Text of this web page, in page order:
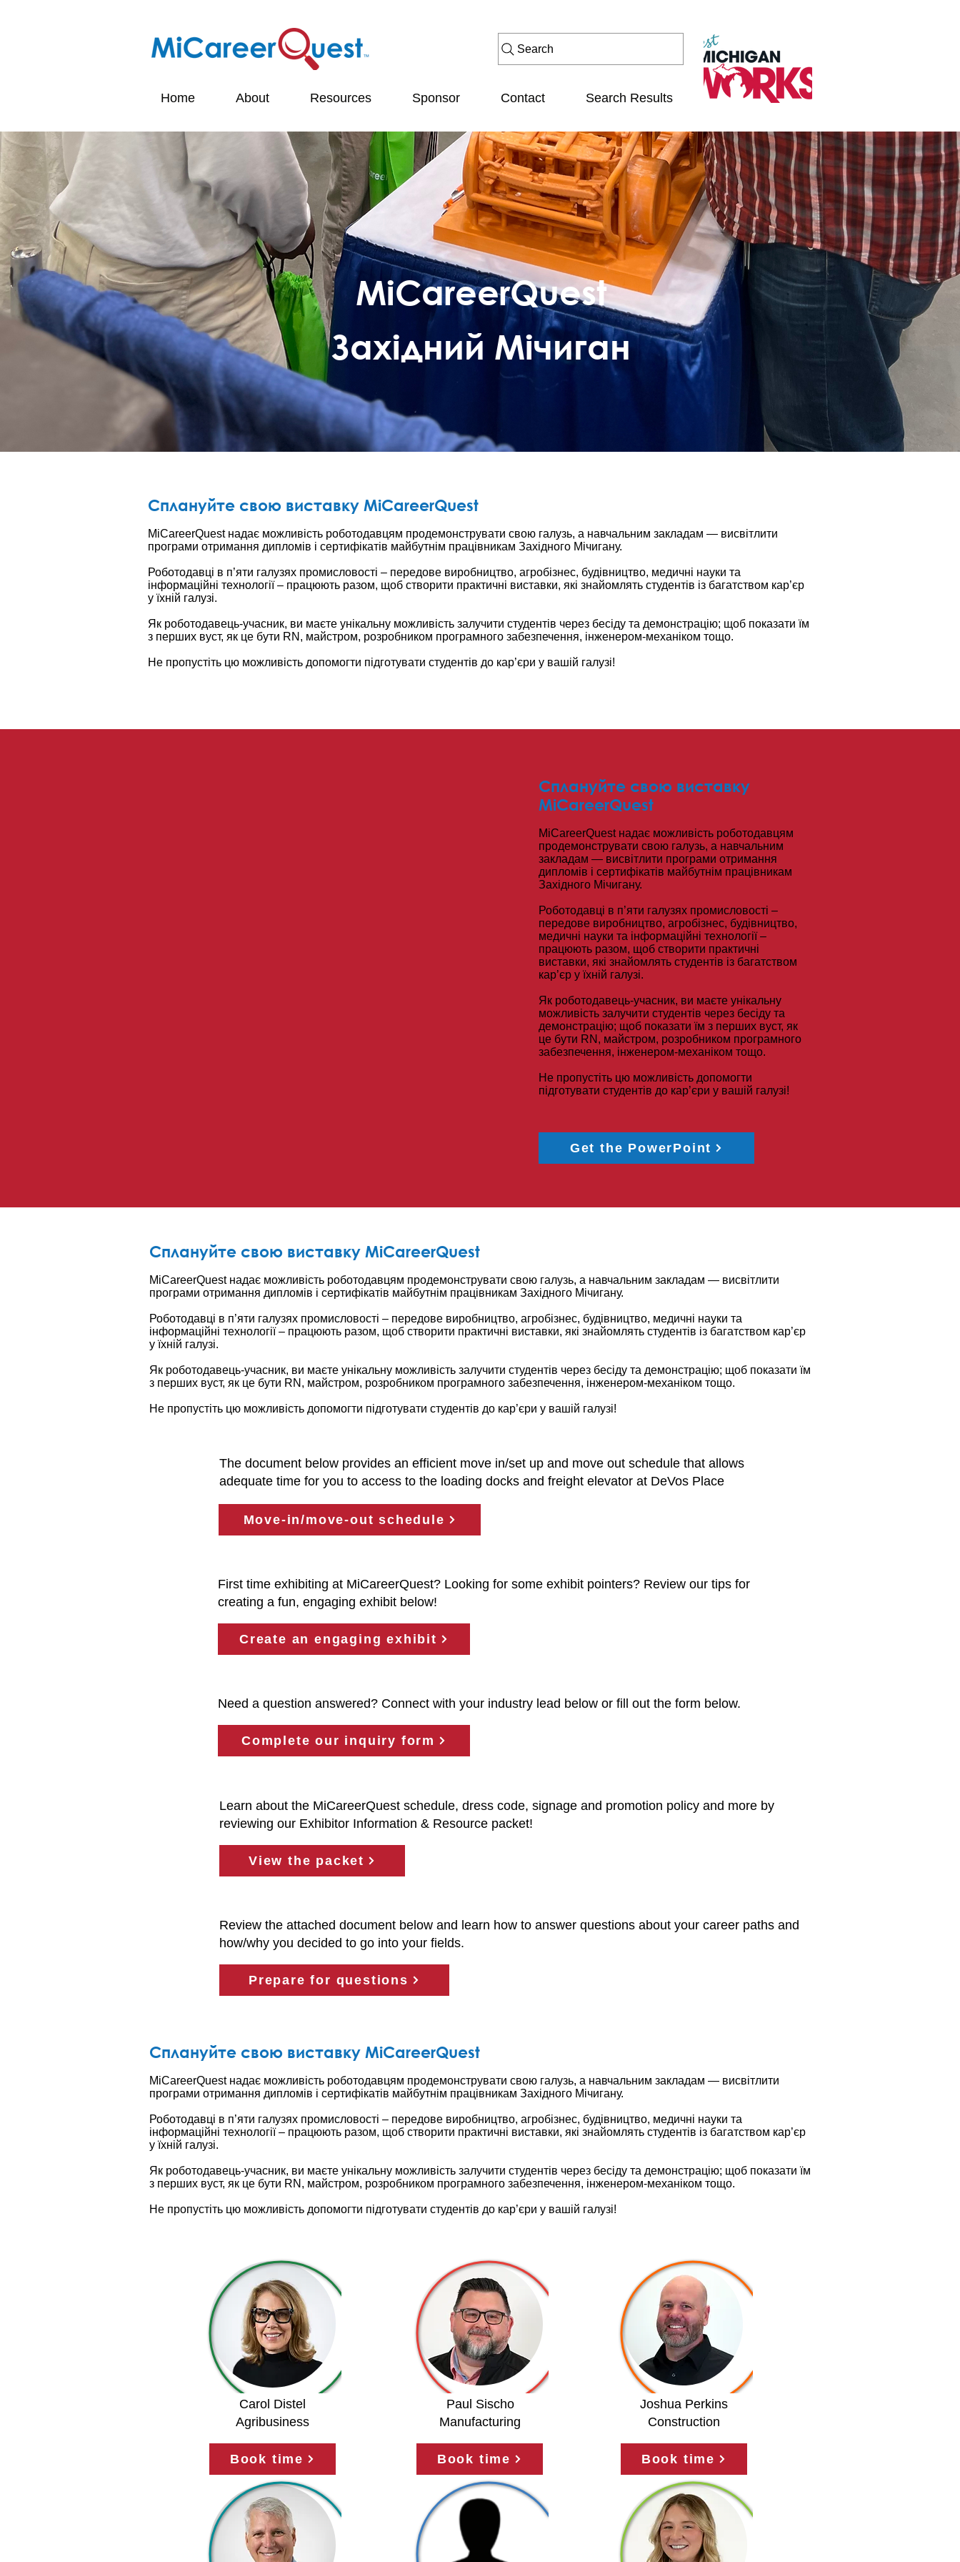
Search
Home About Resources Sponsor Contact Search Results
MiCareerQuest
Західний Мічиган
Сплануйте свою виставку MiCareerQuest
MiCareerQuest надає можливість роботодавцям продемонструвати свою галузь, а навчальним закладам — висвітлити
програми отримання дипломів і сертифікатів майбутнім працівникам Західного Мічигану.
Роботодавці в п’яти галузях промисловості – передове виробництво, агробізнес, будівництво, медичні науки та
інформаційні технології – працюють разом, щоб створити практичні виставки, які знайомлять студентів із багатством кар’єр
у їхній галузі.
Як роботодавець-учасник, ви маєте унікальну можливість залучити студентів через бесіду та демонстрацію; щоб показати їм
з перших вуст, як це бути RN, майстром, розробником програмного забезпечення, інженером-механіком тощо.
Не пропустіть цю можливість допомогти підготувати студентів до кар’єри у вашій галузі!
Сплануйте свою виставку
MiCareerQuest
MiCareerQuest надає можливість роботодавцям
продемонструвати свою галузь, а навчальним
закладам — висвітлити програми отримання
дипломів і сертифікатів майбутнім працівникам
Західного Мічигану.
Роботодавці в п’яти галузях промисловості –
передове виробництво, агробізнес, будівництво,
медичні науки та інформаційні технології –
працюють разом, щоб створити практичні
виставки, які знайомлять студентів із багатством
кар’єр у їхній галузі.
Як роботодавець-учасник, ви маєте унікальну
можливість залучити студентів через бесіду та
демонстрацію; щоб показати їм з перших вуст, як
це бути RN, майстром, розробником програмного
забезпечення, інженером-механіком тощо.
Не пропустіть цю можливість допомогти
підготувати студентів до кар’єри у вашій галузі!
Get the PowerPoint
Сплануйте свою виставку MiCareerQuest
MiCareerQuest надає можливість роботодавцям продемонструвати свою галузь, а навчальним закладам — висвітлити
програми отримання дипломів і сертифікатів майбутнім працівникам Західного Мічигану.
Роботодавці в п’яти галузях промисловості – передове виробництво, агробізнес, будівництво, медичні науки та
інформаційні технології – працюють разом, щоб створити практичні виставки, які знайомлять студентів із багатством кар’єр
у їхній галузі.
Як роботодавець-учасник, ви маєте унікальну можливість залучити студентів через бесіду та демонстрацію; щоб показати їм
з перших вуст, як це бути RN, майстром, розробником програмного забезпечення, інженером-механіком тощо.
Не пропустіть цю можливість допомогти підготувати студентів до кар’єри у вашій галузі!
The document below provides an efficient move in/set up and move out schedule that allows
adequate time for you to access to the loading docks and freight elevator at DeVos Place
Move-in/move-out schedule
First time exhibiting at MiCareerQuest? Looking for some exhibit pointers? Review our tips for
creating a fun, engaging exhibit below!
Create an engaging exhibit
Need a question answered? Connect with your industry lead below or fill out the form below.
Complete our inquiry form
Learn about the MiCareerQuest schedule, dress code, signage and promotion policy and more by
reviewing our Exhibitor Information & Resource packet!
View the packet
Review the attached document below and learn how to answer questions about your career paths and
how/why you decided to go into your fields.
Prepare for questions
Сплануйте свою виставку MiCareerQuest
MiCareerQuest надає можливість роботодавцям продемонструвати свою галузь, а навчальним закладам — висвітлити
програми отримання дипломів і сертифікатів майбутнім працівникам Західного Мічигану.
Роботодавці в п’яти галузях промисловості – передове виробництво, агробізнес, будівництво, медичні науки та
інформаційні технології – працюють разом, щоб створити практичні виставки, які знайомлять студентів із багатством кар’єр
у їхній галузі.
Як роботодавець-учасник, ви маєте унікальну можливість залучити студентів через бесіду та демонстрацію; щоб показати їм
з перших вуст, як це бути RN, майстром, розробником програмного забезпечення, інженером-механіком тощо.
Не пропустіть цю можливість допомогти підготувати студентів до кар’єри у вашій галузі!
Carol Distel
Agribusiness
Book time
Paul Sischo
Manufacturing
Book time
Joshua Perkins
Construction
Book time